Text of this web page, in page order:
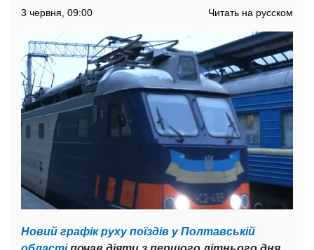
3 червня, 09:00 Читать на русском
Новий графік руху поїздів у Полтавській